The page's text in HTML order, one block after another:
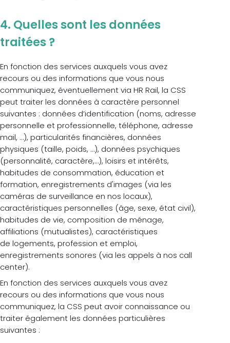
4. Quelles sont les données
traitées ?
En fonction des services auxquels vous avez
recours ou des informations que vous nous
communiquez, éventuellement via HR Rail, la CSS
peut traiter les données à caractère personnel
suivantes : données d’identification (noms, adresse
personnelle et professionnelle, téléphone, adresse
mail, …), particularités financières, données
physiques (taille, poids, …), données psychiques
(personnalité, caractère,…), loisirs et intérêts,
habitudes de consommation, éducation et
formation, enregistrements d'images (via les
caméras de surveillance en nos locaux),
caractéristiques personnelles (âge, sexe, état civil),
habitudes de vie, composition de ménage,
affiliations (mutualistes), caractéristiques
de logements, profession et emploi,
enregistrements sonores (via les appels à nos call
center).
En fonction des services auxquels vous avez
recours ou des informations que vous nous
communiquez, la CSS peut avoir connaissance ou
traiter également les données particulières
suivantes :